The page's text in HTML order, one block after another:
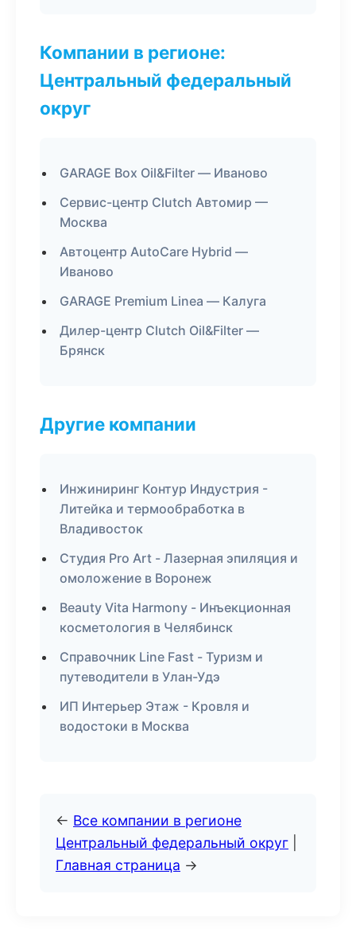
Компании в регионе:
Центральный федеральный
округ
GARAGE Box Oil&Filter — Иваново
Сервис-центр Clutch Автомир —
Москва
Автоцентр AutoCare Hybrid —
Иваново
GARAGE Premium Linea — Калуга
Дилер-центр Clutch Oil&Filter —
Брянск
Другие компании
Инжиниринг Контур Индустрия -
Литейка и термообработка в
Владивосток
Студия Pro Art - Лазерная эпиляция и
омоложение в Воронеж
Beauty Vita Harmony - Инъекционная
косметология в Челябинск
Справочник Line Fast - Туризм и
путеводители в Улан-Удэ
ИП Интерьер Этаж - Кровля и
водостоки в Москва
← Все компании в регионе
Центральный федеральный округ
Главная страница →